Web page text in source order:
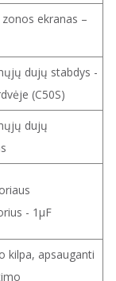
ekranas –
dujų stabdys -
(C50S)
dujų
- 1μF
kilpa, apsauganti